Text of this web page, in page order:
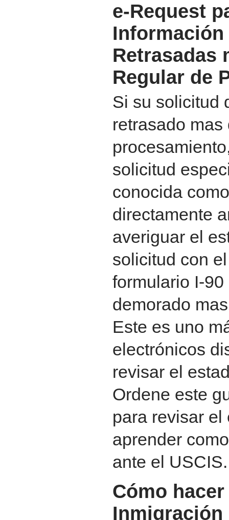
e-Request
Retrasadas
Regular de
Si su solicitud
retrasado
solicitud
conocida
directamente
averiguar el
solicitud con
formulario I-
demorado
Este es uno
electrónicos
revisar el
Ordene este
para revisar el
aprender
ante el USCIS.
Cómo